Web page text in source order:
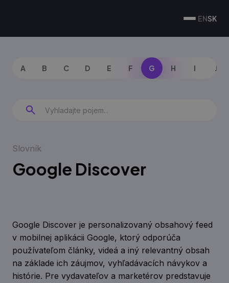
ENSK
A B C D E F G H I J
Slovník
Google Discover
Google Discover je personalizovaný obsahový feed
v mobilnej aplikácii Google, ktorý odporúča
používateľom články, videá a iný relevantný obsah
na základe ich záujmov, vyhľadávacích návykov a
histórie. Pre vydavateľov a marketérov predstavuje